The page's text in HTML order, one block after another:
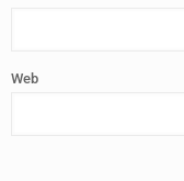
Web